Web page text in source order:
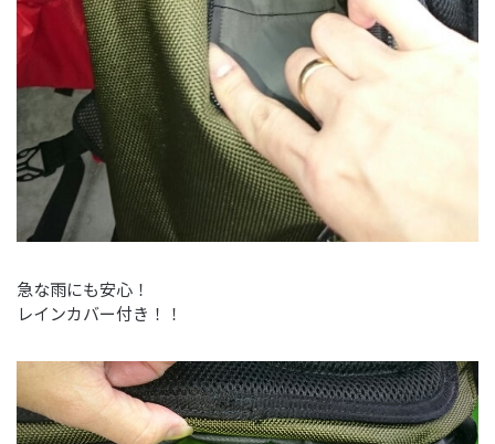
急な雨にも安心！
レインカバー付き！！